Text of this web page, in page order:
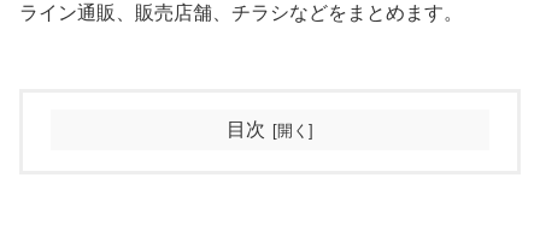
ライン通販、販売店舗、チラシなどをまとめます。
目次